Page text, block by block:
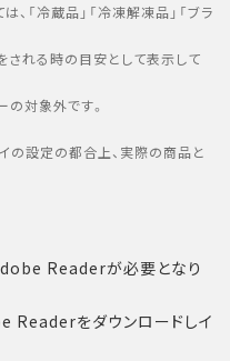
「冷蔵品」「冷凍解凍品」「ブラ
される時の目安として表示して
対象外です。
の設定の都合上、実際の商品と
Readerが必要となり
Readerをダウンロードしイ